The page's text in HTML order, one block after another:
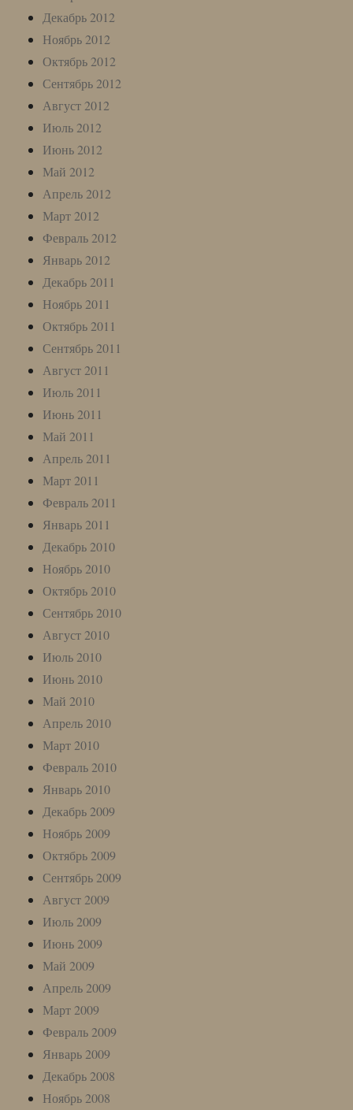
Декабрь 2012
Ноябрь 2012
Октябрь 2012
Сентябрь 2012
Август 2012
Июль 2012
Июнь 2012
Май 2012
Апрель 2012
Март 2012
Февраль 2012
Январь 2012
Декабрь 2011
Ноябрь 2011
Октябрь 2011
Сентябрь 2011
Август 2011
Июль 2011
Июнь 2011
Май 2011
Апрель 2011
Март 2011
Февраль 2011
Январь 2011
Декабрь 2010
Ноябрь 2010
Октябрь 2010
Сентябрь 2010
Август 2010
Июль 2010
Июнь 2010
Май 2010
Апрель 2010
Март 2010
Февраль 2010
Январь 2010
Декабрь 2009
Ноябрь 2009
Октябрь 2009
Сентябрь 2009
Август 2009
Июль 2009
Июнь 2009
Май 2009
Апрель 2009
Март 2009
Февраль 2009
Январь 2009
Декабрь 2008
Ноябрь 2008